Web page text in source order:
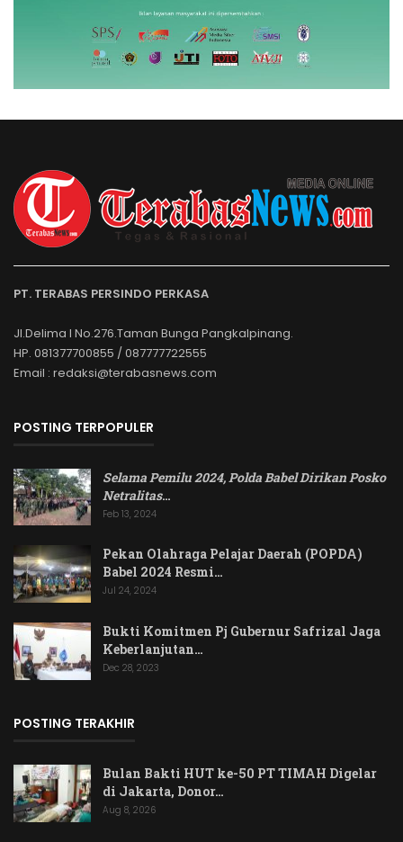
PT. TERABAS PERSINDO PERKASA
Jl.Delima I No.276.Taman Bunga Pangkalpinang.
HP. 081377700855 / 087777722555
Email : redaksi@terabasnews.com
POSTING TERPOPULER
Selama Pemilu 2024, Polda Babel Dirikan Posko
Netralitas…
Feb 13, 2024
Pekan Olahraga Pelajar Daerah (POPDA)
Babel 2024 Resmi…
Jul 24, 2024
Bukti Komitmen Pj Gubernur Safrizal Jaga
Keberlanjutan…
Dec 28, 2023
POSTING TERAKHIR
Bulan Bakti HUT ke-50 PT TIMAH Digelar
di Jakarta, Donor…
Aug 8, 2026